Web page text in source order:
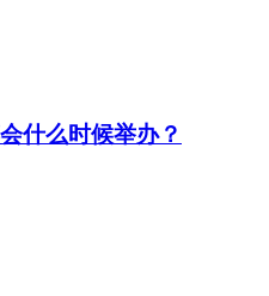
什么时候举办？